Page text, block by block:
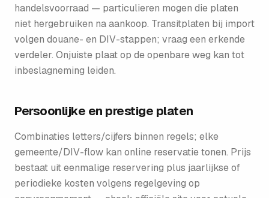
handelsvoorraad — particulieren mogen die platen
niet hergebruiken na aankoop. Transitplaten bij import
volgen douane- en DIV-stappen; vraag een erkende
verdeler. Onjuiste plaat op de openbare weg kan tot
inbeslagneming leiden.
Persoonlijke en prestige platen
Combinaties letters/cijfers binnen regels; elke
gemeente/DIV-flow kan online reservatie tonen. Prijs
bestaat uit eenmalige reservering plus jaarlijkse of
periodieke kosten volgens regelgeving op